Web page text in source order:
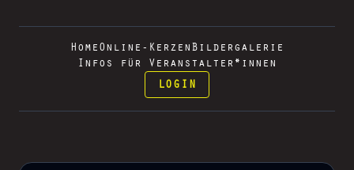
Home Online-Kerzen Bildergalerie
Infos für Veranstalter*innen
LOGIN